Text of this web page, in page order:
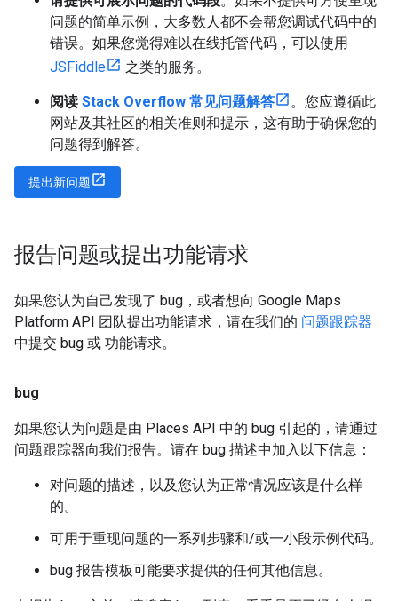
问题的简单示例，大多数人都不会帮您调试代码中的
错误。如果您觉得难以在线托管代码，可以使用
JSFiddle
之类的服务。
阅读 Stack Overflow 常见问题解答
。您应遵循此
网站及其社区的相关准则和提示，这有助于确保您的
问题得到解答。
提出新问题
报告问题或提出功能请求
如果您认为自己发现了 bug，或者想向 Google Maps
Platform API 团队提出功能请求，请在我们的 问题跟踪器
中提交 bug 或 功能请求。
bug
如果您认为问题是由 Places API 中的 bug 引起的，请通过
问题跟踪器向我们报告。请在 bug 描述中加入以下信息：
对问题的描述，以及您认为正常情况应该是什么样
的。
可用于重现问题的一系列步骤和/或一小段示例代码。
bug 报告模板可能要求提供的任何其他信息。